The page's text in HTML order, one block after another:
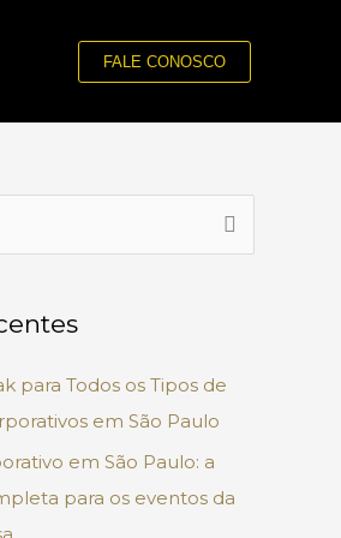
FALE CONOSCO
para Todos os Tipos de
em São Paulo
em São Paulo: a
para os eventos da